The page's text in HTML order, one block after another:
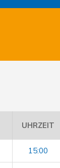
UHRZEIT
15:00